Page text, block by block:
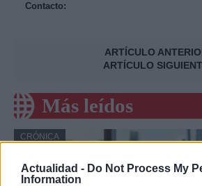
Actualidad - Do Not Process My
Information
Contacto:
ARTÍCULO
ARTÍCULO
Más leídos
CRÓNICA